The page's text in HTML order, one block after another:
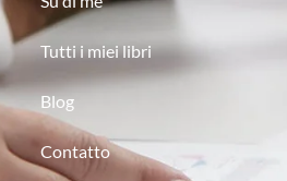
Tutti i miei libri
Blog
Contatto